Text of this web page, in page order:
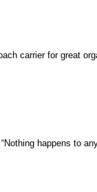
carrier for great
happens to